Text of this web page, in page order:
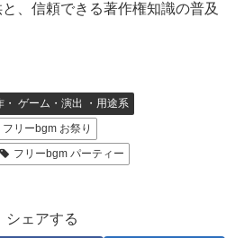
、信頼できる著作権知識の普及
・ ゲーム・演出 ・用途系
フリーbgm お祭り
フリーbgm パーティー
シェアする